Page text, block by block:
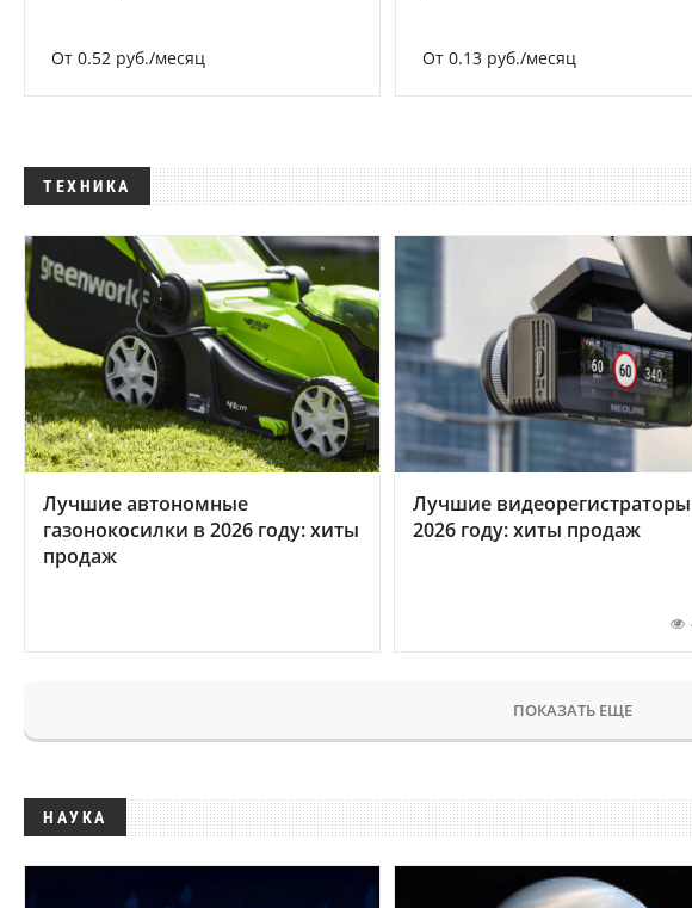
От 0.52 руб./месяц От 0.13 руб./месяц
ТЕХНИКА
Лучшие автономные
газонокосилки в 2026 году: хиты
продаж
Лучшие
2026 году: хиты продаж
ПОКАЗАТЬ ЕЩЕ
НАУКА